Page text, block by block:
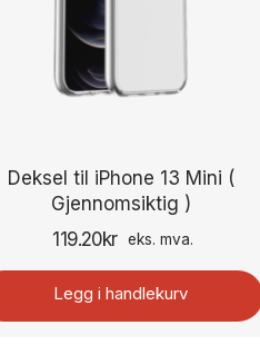
Deksel til iPhone 13 Mini (
Gjennomsiktig )
119.20kr eks. mva.
Legg i handlekurv